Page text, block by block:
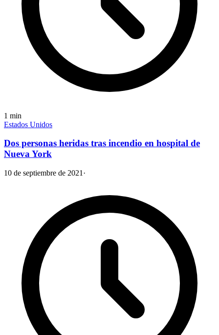
1 min
Estados Unidos
Dos personas heridas tras incendio en hospital de
Nueva York
10 de septiembre de 2021 ·